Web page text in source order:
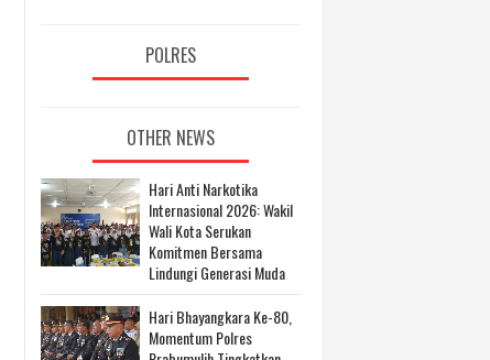
POLRES
OTHER NEWS
Hari Anti Narkotika
Internasional 2026: Wakil
Wali Kota Serukan
Komitmen Bersama
Lindungi Generasi Muda
Hari Bhayangkara Ke-80,
Momentum Polres